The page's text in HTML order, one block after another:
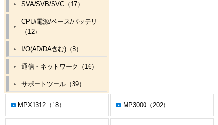
SVA/SVB/SVC（17）
CPU/電源/ベース/バッテリ
（12）
I/O(AD/DA含む)（8）
通信・ネットワーク（16）
サポートツール（39）
プログラミング（16）
ケーブル・周辺機器（1）
MPX1312（18） MP3000（202）